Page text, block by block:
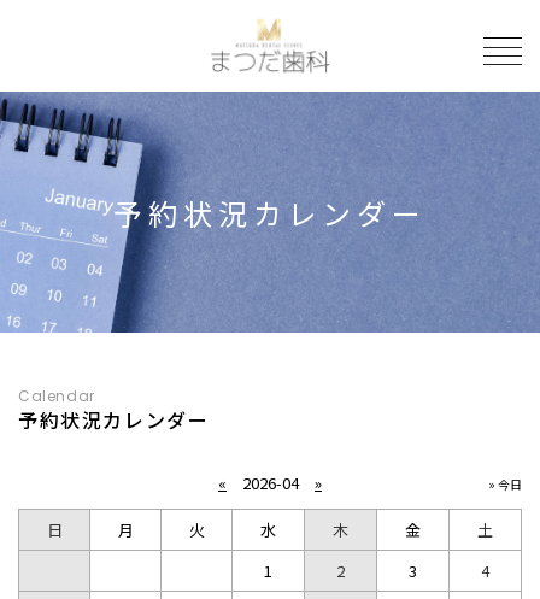
予約状況カレンダー
Calendar
予約状況カレンダー
« 2026-04 » » 今日
日 月 火 水 木 金
土
1
2 3
4